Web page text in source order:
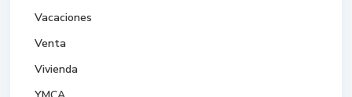
Vacaciones
Venta
Vivienda